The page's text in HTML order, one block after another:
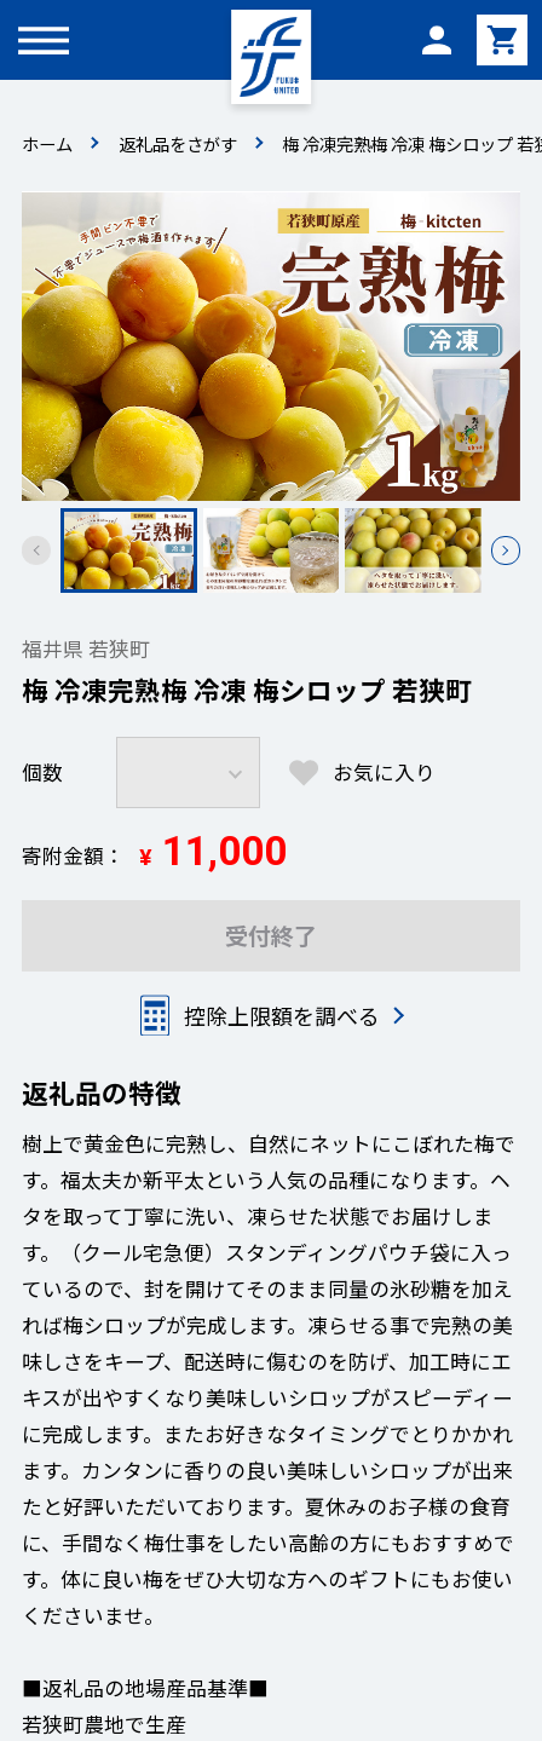
メニュー
ホーム 返礼品をさがす 梅 冷凍完熟梅 冷凍 梅シロップ 若
福井県 若狭町
梅 冷凍完熟梅 冷凍 梅シロップ 若狭町
個数 お気に入り
寄附金額 ¥11,000
受付終了
控除上限額を調べる
返礼品の特徴
樹上で黄金色に完熟し、自然にネットにこぼれた梅で
す。福太夫か新平太という人気の品種になります。ヘ
タを取って丁寧に洗い、凍らせた状態でお届けしま
す。（クール宅急便）スタンディングパウチ袋に入っ
ているので、封を開けてそのまま同量の氷砂糖を加え
れば梅シロップが完成します。凍らせる事で完熟の美
味しさをキープ、配送時に傷むのを防げ、加工時にエ
キスが出やすくなり美味しいシロップがスピーディー
に完成します。またお好きなタイミングでとりかかれ
ます。カンタンに香りの良い美味しいシロップが出来
たと好評いただいております。夏休みのお子様の食育
に、手間なく梅仕事をしたい高齢の方にもおすすめで
す。体に良い梅をぜひ大切な方へのギフトにもお使い
くださいませ。
■返礼品の地場産品基準■
若狭町農地で生産